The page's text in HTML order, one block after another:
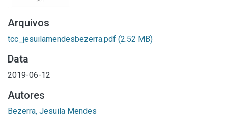
Arquivos
tcc_jesuilamendesbezerra.pdf (2.52 MB)
Data
2019-06-12
Autores
Bezerra, Jesuila Mendes